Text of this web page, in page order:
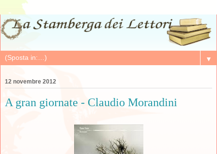
▼
12 novembre 2012
A gran giornate - Claudio Morandini